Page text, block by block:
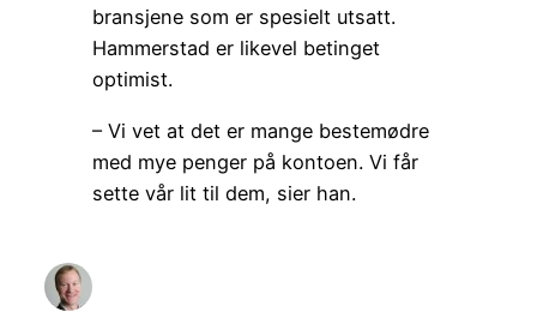
bransjene som er spesielt utsatt.
Hammerstad er likevel betinget
optimist.
– Vi vet at det er mange bestemødre
med mye penger på kontoen. Vi får
sette vår lit til dem, sier han.